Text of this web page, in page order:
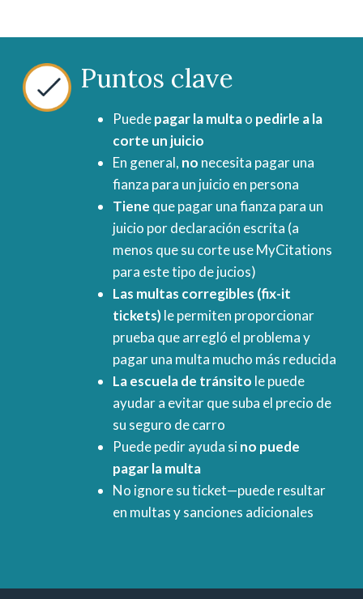
Puntos clave
Puedepagar la multao pedirle a la
corte un juicio
En general, no necesita pagar una
fianza para un juicio en persona
Tiene que pagar una fianza para un
juicio por declaración escrita (a
menos que su corte use MyCitations
para este tipo de jucios)
Las multas corregibles (fix-it
tickets)le permiten proporcionar
prueba que arregló el problema y
pagar una multa mucho más reducida
La escuela de tránsito le puede
ayudar a evitar que suba el precio de
su seguro de carro
Puede pedir ayuda sino puede
pagar la multa
No ignore su ticket—puede resultar
en multas y sanciones adicionales